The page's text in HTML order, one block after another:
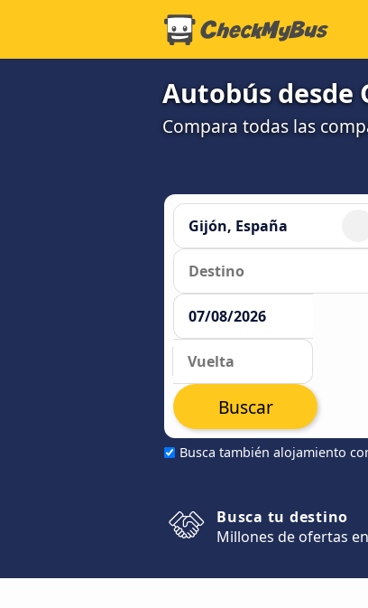
Autobús desde
Compara todas las
Busca también alojamiento
Buscar
Busca tu destino
Millones de ofertas